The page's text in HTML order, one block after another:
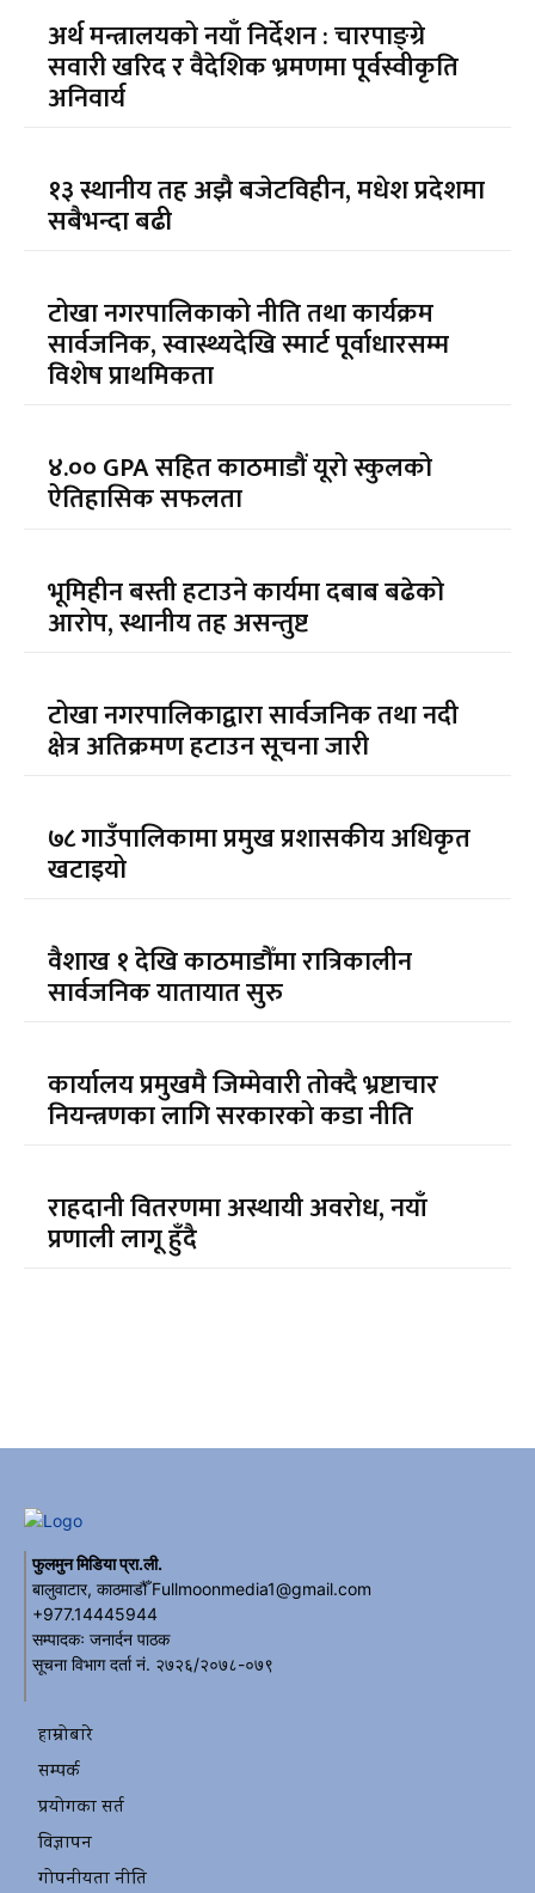
अर्थ मन्त्रालयको नयाँ निर्देशन : चारपाङ्ग्रे
सवारी खरिद र वैदेशिक भ्रमणमा पूर्वस्वीकृति
अनिवार्य
१३ स्थानीय तह अझै बजेटविहीन, मधेश प्रदेशमा
सबैभन्दा बढी
टोखा नगरपालिकाको नीति तथा कार्यक्रम
सार्वजनिक, स्वास्थ्यदेखि स्मार्ट पूर्वाधारसम्म
विशेष प्राथमिकता
४.०० GPA सहित काठमाडौं यूरो स्कुलको
ऐतिहासिक सफलता
भूमिहीन बस्ती हटाउने कार्यमा दबाब बढेको
आरोप, स्थानीय तह असन्तुष्ट
टोखा नगरपालिकाद्वारा सार्वजनिक तथा नदी
क्षेत्र अतिक्रमण हटाउन सूचना जारी
७८ गाउँपालिकामा प्रमुख प्रशासकीय अधिकृत
खटाइयो
वैशाख १ देखि काठमाडौँमा रात्रिकालीन
सार्वजनिक यातायात सुरु
कार्यालय प्रमुखमै जिम्मेवारी तोक्दै भ्रष्टाचार
नियन्त्रणका लागि सरकारको कडा नीति
राहदानी वितरणमा अस्थायी अवरोध, नयाँ
प्रणाली लागू हुँदै
फुलमुन मिडिया प्रा.ली.
बालुवाटार, काठमाडौँ Fullmoonmedia1@gmail.com
+977.14445944
सम्पादकः जनार्दन पाठक
सूचना विभाग दर्ता नं. २७२६/२०७८-०७९
हाम्रोबारे
सम्पर्क
प्रयोगका सर्त
विज्ञापन
गोपनीयता नीति